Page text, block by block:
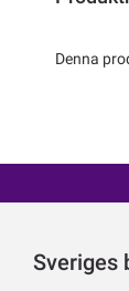
Denna
Sveriges